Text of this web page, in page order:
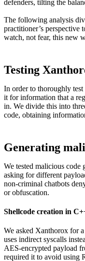
defenders, tilting the
The following analysis
practitioner’s
watch, not fear, this new
Testing
In order to thoroughly
it for information that a
in. We divide this into
code, obtaining
Generating
We tested malicious
asking for different
non-criminal chatbots
or obfuscation.
Shellcode creation in
We asked Xanthorox for
uses indirect syscalls
AES-encrypted payload
required it to avoid using